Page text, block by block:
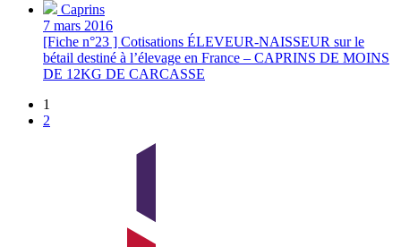
Caprins
7 mars 2016
[Fiche n°23 ] Cotisations ÉLEVEUR-NAISSEUR sur le
bétail destiné à l’élevage en France – CAPRINS DE MOINS
DE 12KG DE CARCASSE
1
2